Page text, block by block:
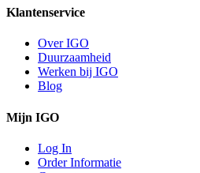
Klantenservice
Over IGO
Duurzaamheid
Werken bij IGO
Blog
Mijn IGO
Log In
Order Informatie